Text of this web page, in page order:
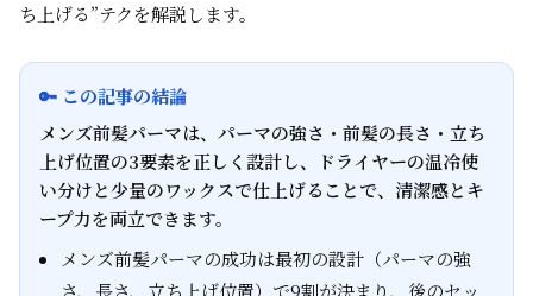
ち上げる”テクを解説します。
🔑 この記事の結論
メンズ前髪パーマは、パーマの強さ・前髪の長さ・立ち
上げ位置の3要素を正しく設計し、ドライヤーの温冷使
い分けと少量のワックスで仕上げることで、清潔感とキ
ープ力を両立できます。
メンズ前髪パーマの成功は最初の設計（パーマの強
さ、長さ、立ち上げ位置）で9割が決まり、後のセッ